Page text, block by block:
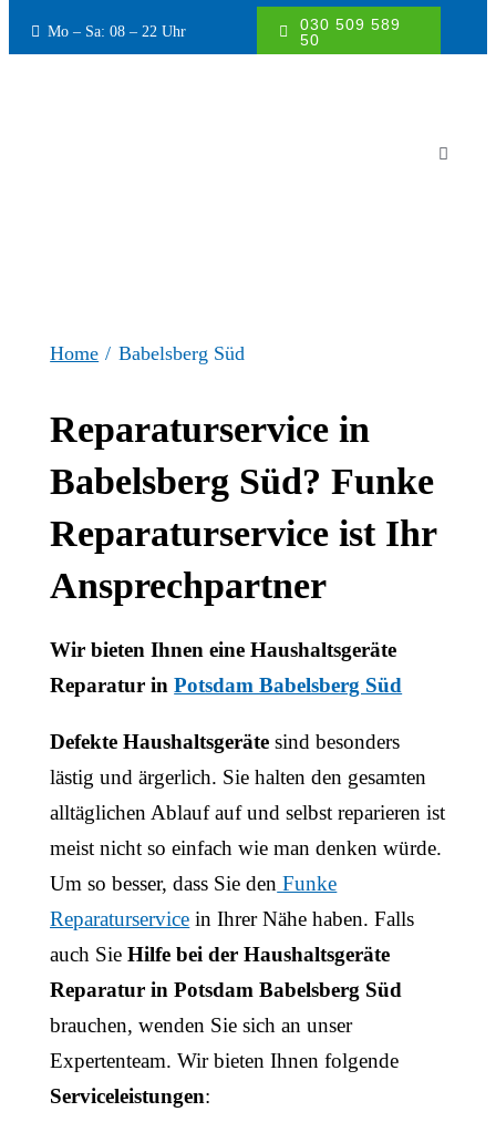
springen
Mo – Sa: 08 – 22 Uhr
030 509 589
50
Toggle
Elektroherd
Trockner
Gastro
Home Babelsberg Süd
Reparaturservice in
Babelsberg Süd? Funke
Reparaturservice ist Ihr
Ansprechpartner
Wir bieten Ihnen eine Haushaltsgeräte
Reparatur inPotsdam Babelsberg Süd
Defekte Haushaltsgeräte sind besonders
lästig und ärgerlich. Sie halten den gesamten
alltäglichen Ablauf auf und selbst reparieren ist
meist nicht so einfach wie man denken würde.
Um so besser, dass Sie den Funke
Reparaturservice in Ihrer Nähe haben. Falls
auch SieHilfe bei der Haushaltsgeräte
Reparatur in Potsdam Babelsberg Süd
brauchen, wenden Sie sich an unser
Expertenteam. Wir bieten Ihnen folgende
Serviceleistungen: